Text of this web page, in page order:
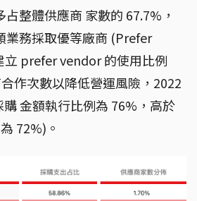
整體供應商 家數的 67.7%，
業務採取優等廠商 (Prefer
立 prefer vendor 的使用比例
作次數以降低營運風險，2022
金額執行比例為 76%，高於
72%)。